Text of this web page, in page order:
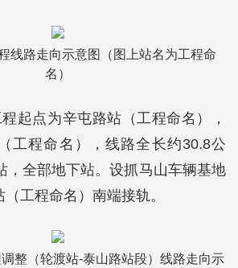
线路走向示意图（图上站名为工程命
名）
起点为辛屯路站（工程命名），
工程命名），线路全长约30.8公
，全部地下站。设抓马山车辆基地
工程命名）南端接轨。
整（轮渡站-泰山路站段）线路走向示